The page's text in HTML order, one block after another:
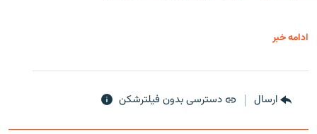
ادامه خبر
ارسال دسترسی بدون فیلترشکن